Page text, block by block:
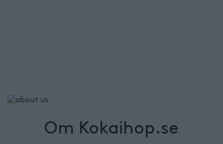
Om Kokaihop.se